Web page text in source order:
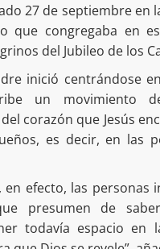
27 de septiembre en
que congregaba en
del Jubileo de los
inició centrándose
un movimiento
corazón que Jesús
es decir, en las
en efecto, las personas
presumen de
todavía espacio en